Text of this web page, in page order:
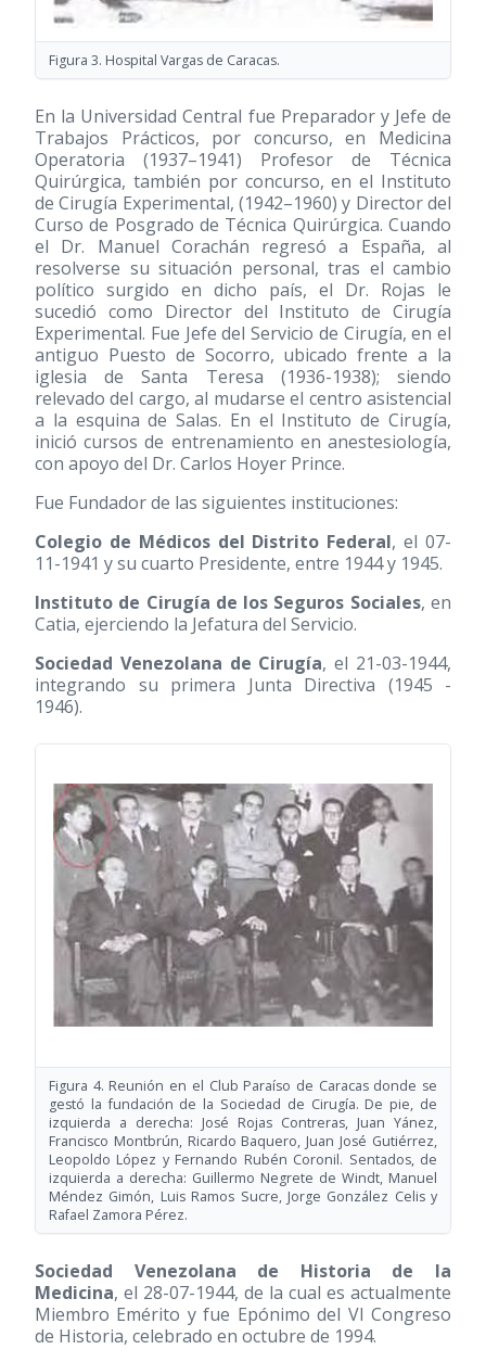
Figura 3. Hospital Vargas de Caracas.
En la Universidad Central fue Preparador y Jefe de
Trabajos Prácticos, por concurso, en Medicina
Operatoria (1937–1941) Profesor de Técnica
Quirúrgica, también por concurso, en el Instituto
de Cirugía Experimental, (1942–1960) y Director del
Curso de Posgrado de Técnica Quirúrgica. Cuando
el Dr. Manuel Corachán regresó a España, al
resolverse su situación personal, tras el cambio
político surgido en dicho país, el Dr. Rojas le
sucedió como Director del Instituto de Cirugía
Experimental. Fue Jefe del Servicio de Cirugía, en el
antiguo Puesto de Socorro, ubicado frente a la
iglesia de Santa Teresa (1936-1938); siendo
relevado del cargo, al mudarse el centro asistencial
a la esquina de Salas. En el Instituto de Cirugía,
inició cursos de entrenamiento en anestesiología,
con apoyo del Dr. Carlos Hoyer Prince.
Fue Fundador de las siguientes instituciones:
Colegio de Médicos del Distrito Federal, el 07-
11-1941 y su cuarto Presidente, entre 1944 y 1945.
Instituto de Cirugía de los Seguros Sociales, en
Catia, ejerciendo la Jefatura del Servicio.
Sociedad Venezolana de Cirugía, el 21-03-1944,
integrando su primera Junta Directiva (1945 -
1946).
Figura 4. Reunión en el Club Paraíso de Caracas donde se
gestó la fundación de la Sociedad de Cirugía. De pie, de
izquierda a derecha: José Rojas Contreras, Juan Yánez,
Francisco Montbrún, Ricardo Baquero, Juan José Gutiérrez,
Leopoldo López y Fernando Rubén Coronil. Sentados, de
izquierda a derecha: Guillermo Negrete de Windt, Manuel
Méndez Gimón, Luis Ramos Sucre, Jorge González Celis y
Rafael Zamora Pérez.
Sociedad Venezolana de Historia de la
Medicina, el 28-07-1944, de la cual es actualmente
Miembro Emérito y fue Epónimo del VI Congreso
de Historia, celebrado en octubre de 1994.